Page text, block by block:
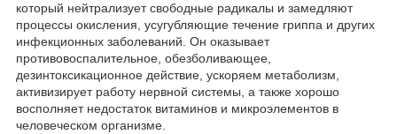
который нейтрализует свободные радикалы и замедляют
процессы окисления, усугубляющие течение гриппа и других
инфекционных заболеваний. Он оказывает
противовоспалительное, обезболивающее,
дезинтоксикационное действие, ускоряем метаболизм,
активизирует работу нервной системы, а также хорошо
восполняет недостаток витаминов и микроэлементов в
человеческом организме.